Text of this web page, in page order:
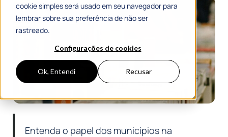
cookie simples será usado em seu navegador para
lembrar sobre sua preferência de não ser
rastreado.
Configurações de cookies
Ok, Entendi Recusar
Entenda o papel dos municípios na